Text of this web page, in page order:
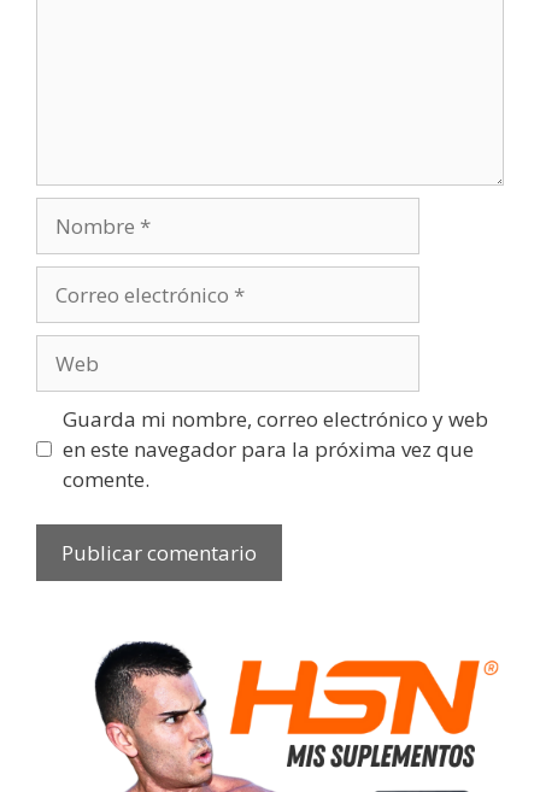
Guarda mi nombre, correo electrónico y web
en este navegador para la próxima vez que
comente.